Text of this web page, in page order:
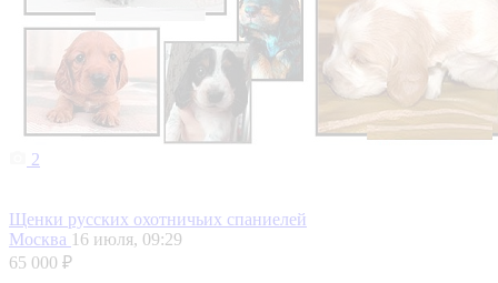
2
Щенки русских охотничьих спаниелей
Москва 16 июля, 09:29
65 000 ₽